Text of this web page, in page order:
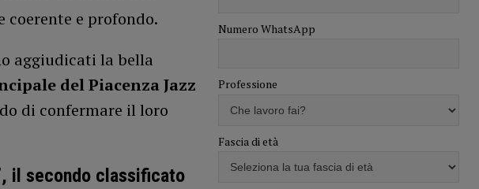
coerente e profondo.
aggiudicati la bella
del Piacenza Jazz
di confermare il loro
il secondo classificato
Numero WhatsApp
Professione
Fascia di età